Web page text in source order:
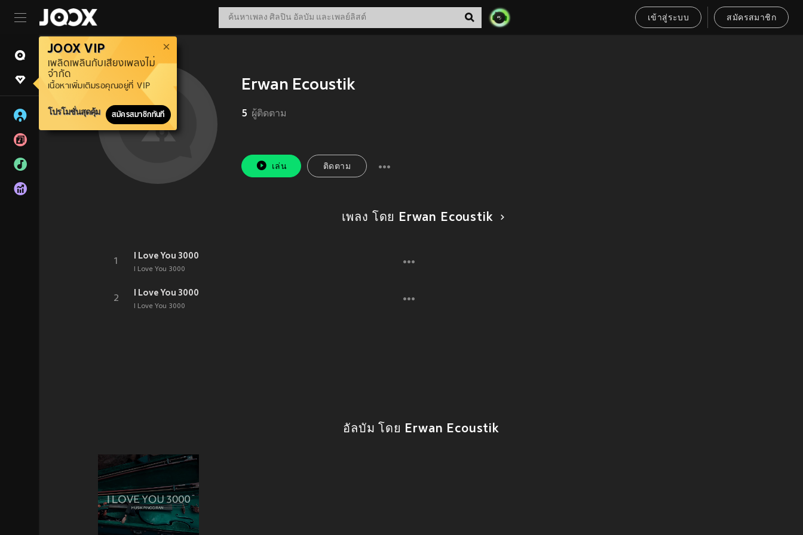
เข้าสู่ระบบ สมัครสมาชิก
JOOX VIP
เพลิดเพลินกับเสียงเพลงไม่
จำกัด
เนื้อหาเพิ่มเติมรอคุณอยู่ที่ VIP
โปรโมชั่นสุดคุ้ม สมัครสมาชิกทันที
Erwan Ecoustik
5 ผู้ติดตาม
เล่น ติดตาม
เพลง โดย Erwan Ecoustik
1
I Love You 3000
I Love You 3000
2
I Love You 3000
I Love You 3000
อัลบัม โดย Erwan Ecoustik